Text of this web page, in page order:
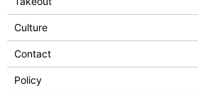
Culture
Contact
Policy